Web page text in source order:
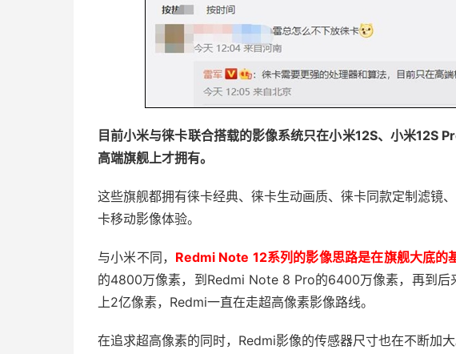
目前小米与徕卡联合搭载的影像系统只在小米12S、小米12S
高端旗舰上才拥有。
这些旗舰都拥有徕卡经典、徕卡生动画质、徕卡同款定制滤镜
卡移动影像体验。
与小米不同， Redmi Note 12系列的影像思路是在旗舰大底的
的4800万像素，到Redmi Note 8 Pro的6400万像素，再到后
上2亿像素，Redmi一直在走超高像素影像路线。
在追求超高像素的同时，Redmi影像的传感器尺寸也在不断加